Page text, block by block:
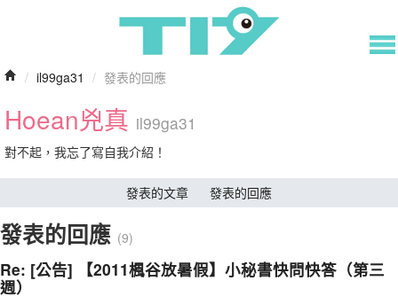
/ il99ga31 / 發表的回應
Hoean兇真 il99ga31
對不起，我忘了寫自我介紹！
發表的文章 發表的回應
發表的回應 (9)
Re: [公告] 【2011楓谷放暑假】小秘書快問快答（第三
週）